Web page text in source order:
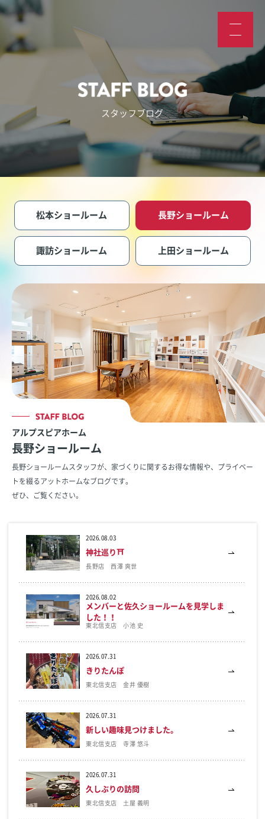
スタッフブログ
松本ショールーム 長野ショールーム
諏訪ショールーム 上田ショールーム
アルプスピアホーム
長野ショールーム
長野ショールームスタッフが、家づくりに関するお得な情報や、 プライベー
トを綴るアットホームなブログです。
ぜひ、ご覧ください。
2026.08.03
長野店 西澤 爽世
神社巡り⛩
2026.08.02
東北信支店 小池 史
メンバーと佐久ショールームを見学しま
した！！
2026.07.31
東北信支店 金井 優樹
きりたんぽ
2026.07.31
東北信支店 寺澤 悠斗
新しい趣味見つけました。
2026.07.31
東北信支店 土屋 義明
久しぶりの訪問